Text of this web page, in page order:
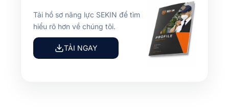
Tải hồ sơ năng lực SEKIN để tìm
hiểu rõ hơn về chúng tôi.
TẢI NGAY